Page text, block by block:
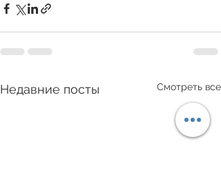
Недавние посты Смотреть все